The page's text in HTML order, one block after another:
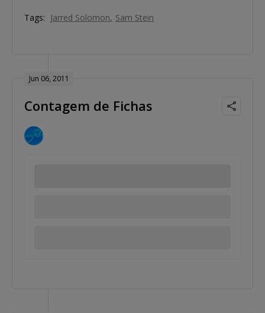
Tags: Jarred Solomon Sam Stein
Jun 06, 2011
Contagem de Fichas